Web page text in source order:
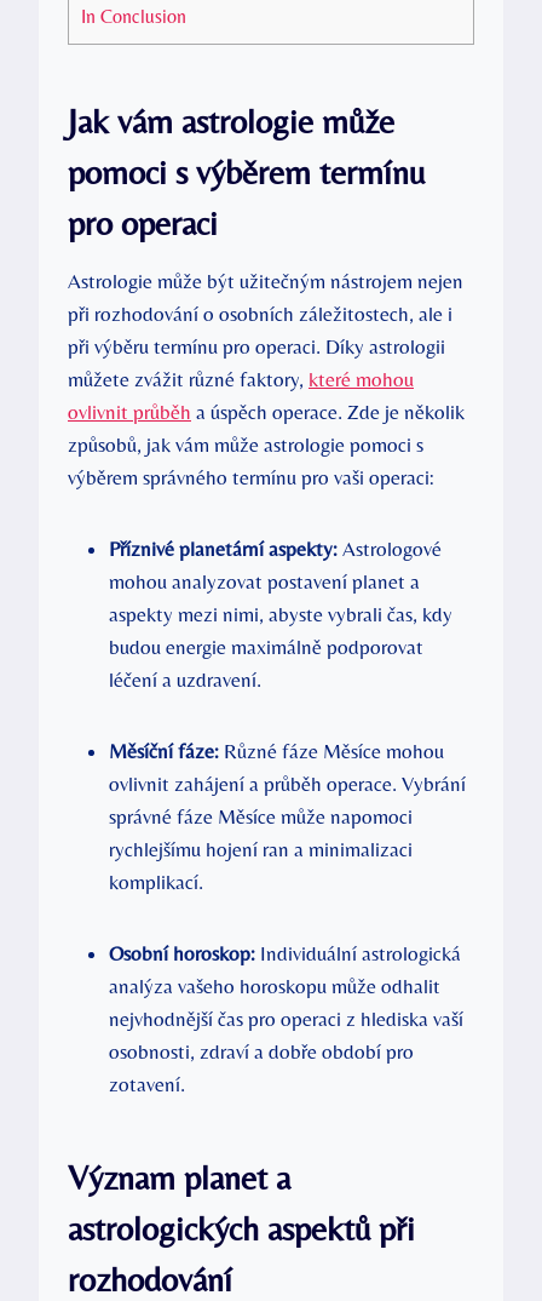
In Conclusion
Jak vám astrologie může
pomoci s výběrem termínu
pro operaci
Astrologie může být užitečným nástrojem nejen
při rozhodování o osobních záležitostech, ale i
při výběru termínu pro operaci. Díky astrologii
můžete zvážit různé faktory, které mohou
ovlivnit průběh a úspěch operace. Zde je několik
způsobů, jak vám může astrologie pomoci s
výběrem správného termínu pro vaši operaci:
Příznivé planetární aspekty: Astrologové
mohou analyzovat postavení planet a
aspekty mezi nimi, abyste vybrali čas, kdy
budou energie maximálně podporovat
léčení a uzdravení.
Měsíční fáze: Různé fáze Měsíce mohou
ovlivnit zahájení a průběh operace. Vybrání
správné fáze Měsíce může napomoci
rychlejšímu hojení ran a minimalizaci
komplikací.
Osobní horoskop: Individuální astrologická
analýza vašeho horoskopu může odhalit
nejvhodnější čas pro operaci z hlediska vaší
osobnosti, zdraví a dobře období pro
zotavení.
Význam planet a
astrologických aspektů při
rozhodování